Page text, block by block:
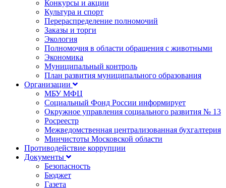
Конкурсы и акции
Культура и спорт
Перераспределение полномочий
Заказы и торги
Экология
Полномочия в области обращения с животными
Экономика
Муниципальный контроль
План развития муниципального образования
Организации
МБУ МФЦ
Социальный Фонд России информирует
Окружное управления социального развития № 13
Росреестр
Межведомственная централизованная бухгалтерия
Минчистоты Московской области
Противодействие коррупции
Документы
Безопасность
Бюджет
Газета